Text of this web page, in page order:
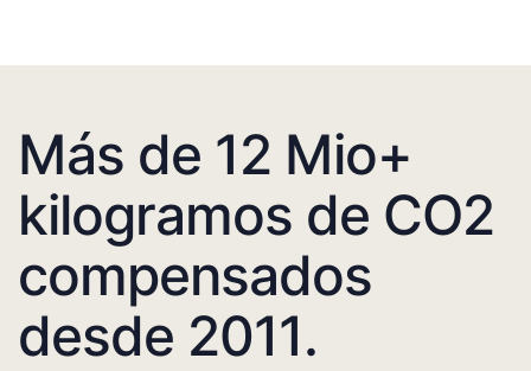
Más de 12 Mio+
kilogramos de CO2
compensados
desde 2011.